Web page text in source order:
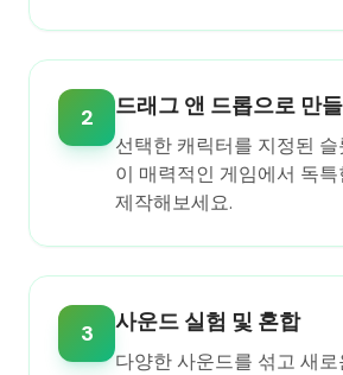
2 드래그 앤 드롭으로 만
선택한 캐릭터를 지정된
이 매력적인 게임에서 독
제작해보세요.
3 사운드 실험 및 혼합
다양한 사운드를 섞고 새